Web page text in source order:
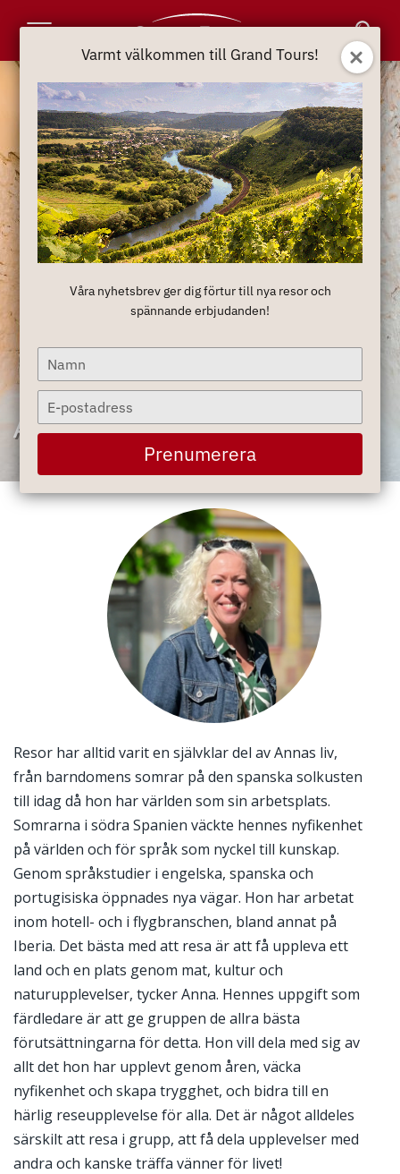
Navigation
Anna Taxell
Resor har alltid varit en självklar del av Annas liv,
från barndomens somrar på den spanska solkusten
till idag då hon har världen som sin arbetsplats.
Somrarna i södra Spanien väckte hennes nyfikenhet
på världen och för språk som nyckel till kunskap.
Genom språkstudier i engelska, spanska och
portugisiska öppnades nya vägar. Hon har arbetat
inom hotell- och i flygbranschen, bland annat på
Iberia. Det bästa med att resa är att få uppleva ett
land och en plats genom mat, kultur och
naturupplevelser, tycker Anna. Hennes uppgift som
färdledare är att ge gruppen de allra bästa
förutsättningarna för detta. Hon vill dela med sig av
allt det hon har upplevt genom åren, väcka
nyfikenhet och skapa trygghet, och bidra till en
härlig reseupplevelse för alla. Det är något alldeles
särskilt att resa i grupp, att få dela upplevelser med
andra och kanske träffa vänner för livet!
Varmt välkommen till Grand Tours!
Våra nyhetsbrev ger dig förtur till nya resor och
spännande erbjudanden!
Type
your
name
Type
your
email
Prenumerera